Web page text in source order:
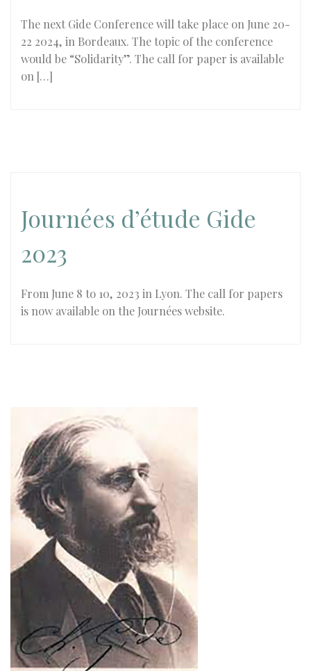
The next Gide Conference will take place on June 20-
22 2024, in Bordeaux. The topic of the conference
would be “Solidarity”. The call for paper is available
on […]
Journées d’étude Gide
2023
From June 8 to 10, 2023 in Lyon. The call for papers
is now available on the Journées website.